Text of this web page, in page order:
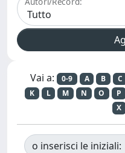
Vai a: 0-9 A B C
K
L M N O P
X
o inserisci le iniziali: